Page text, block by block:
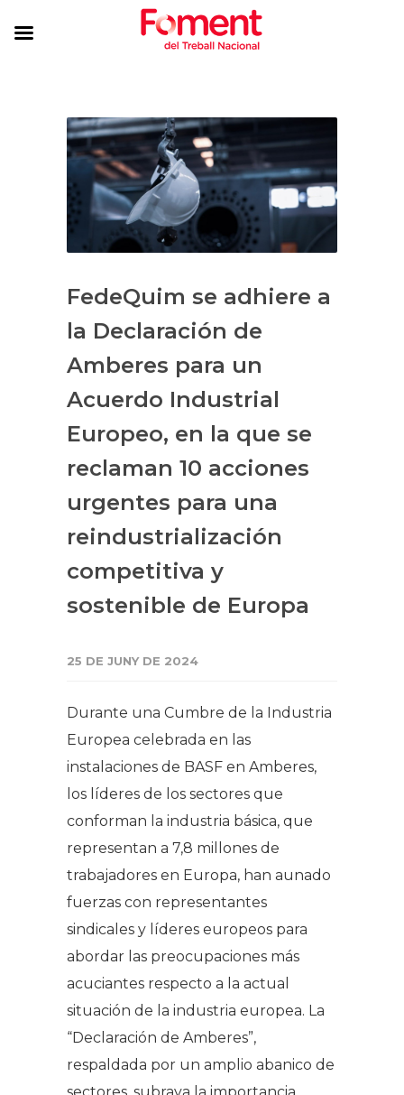
FedeQuim se adhiere a
la Declaración de
Amberes para un
Acuerdo Industrial
Europeo, en la que se
reclaman 10 acciones
urgentes para una
reindustrialización
competitiva y
sostenible de Europa
25 DE JUNY DE 2024
Durante una Cumbre de la Industria
Europea celebrada en las
instalaciones de BASF en Amberes,
los líderes de los sectores que
conforman la industria básica, que
representan a 7,8 millones de
trabajadores en Europa, han aunado
fuerzas con representantes
sindicales y líderes europeos para
abordar las preocupaciones más
acuciantes respecto a la actual
situación de la industria europea. La
“Declaración de Amberes”,
respaldada por un amplio abanico de